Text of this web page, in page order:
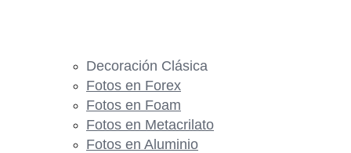
Decoración Clásica
Fotos en Forex
Fotos en Foam
Fotos en Metacrilato
Fotos en Aluminio